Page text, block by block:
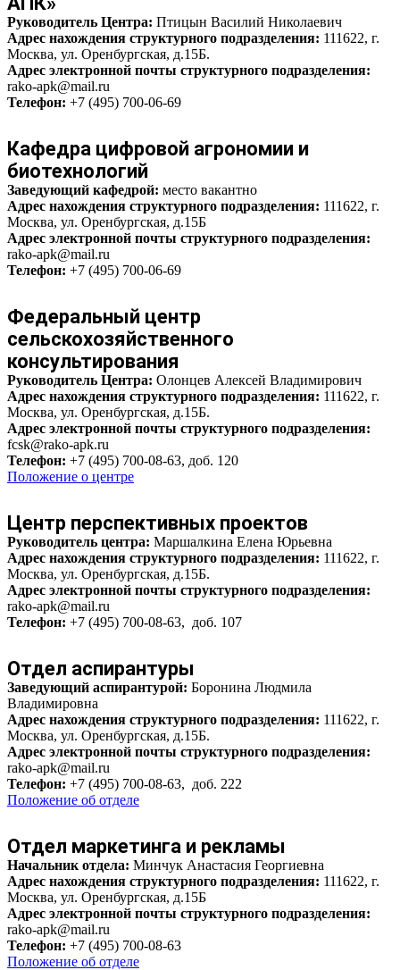
Руководитель Центра: Птицын Василий Николаевич
Адрес нахождения структурного подразделения: 111622, г.
Москва, ул. Оренбургская, д.15Б.
Адрес электронной почты структурного подразделения:
rako-apk@mail.ru
Телефон: +7 (495) 700-06-69
Кафедра цифровой агрономии и
биотехнологий
Заведующий кафедрой: место вакантно
Адрес нахождения структурного подразделения: 111622, г.
Москва, ул. Оренбургская, д.15Б
Адрес электронной почты структурного подразделения:
rako-apk@mail.ru
Телефон: +7 (495) 700-06-69
Федеральный центр
сельскохозяйственного
консультирования
Руководитель Центра: Олонцев Алексей Владимирович
Адрес нахождения структурного подразделения: 111622, г.
Москва, ул. Оренбургская, д.15Б.
Адрес электронной почты структурного подразделения:
fcsk@rako-apk.ru
Телефон: +7 (495) 700-08-63, доб. 120
Положение о центре
Центр перспективных проектов
Руководитель центра: Маршалкина Елена Юрьевна
Адрес нахождения структурного подразделения: 111622, г.
Москва, ул. Оренбургская, д.15Б.
Адрес электронной почты структурного подразделения:
rako-apk@mail.ru
Телефон: +7 (495) 700-08-63, доб. 107
Отдел аспирантуры
Заведующий аспирантурой: Боронина Людмила
Владимировна
Адрес нахождения структурного подразделения: 111622, г.
Москва, ул. Оренбургская, д.15Б.
Адрес электронной почты структурного подразделения:
rako-apk@mail.ru
Телефон: +7 (495) 700-08-63, доб. 222
Положение об отделе
Отдел маркетинга и рекламы
Начальник отдела: Минчук Анастасия Георгиевна
Адрес нахождения структурного подразделения: 111622, г.
Москва, ул. Оренбургская, д.15Б
Адрес электронной почты структурного подразделения:
rako-apk@mail.ru
Телефон: +7 (495) 700-08-63
Положение об отделе